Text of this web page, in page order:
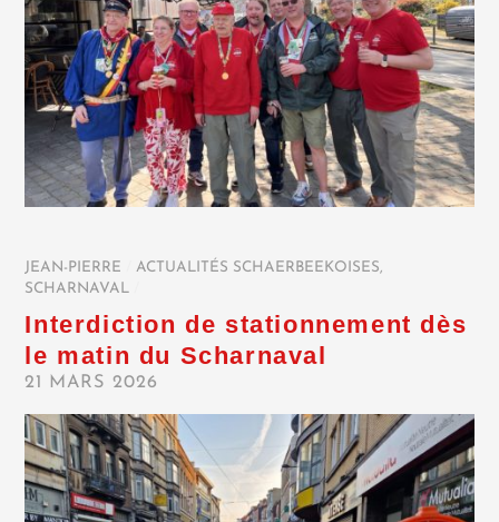
JEAN-PIERRE ACTUALITÉS SCHAERBEEKOISES,
SCHARNAVAL
Interdiction de stationnement dès
le matin du Scharnaval
21 MARS 2026